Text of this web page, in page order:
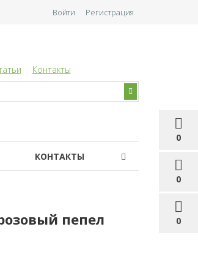
0
0
0
Войти Регистрация
Контакты
КОНТАКТЫ
пепел